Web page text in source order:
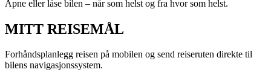
Åpne eller låse bilen – når som helst og fra hvor som helst.
MITT REISEMÅL
Forhåndsplanlegg reisen på mobilen og send reiseruten direkte til
bilens navigasjonssystem.